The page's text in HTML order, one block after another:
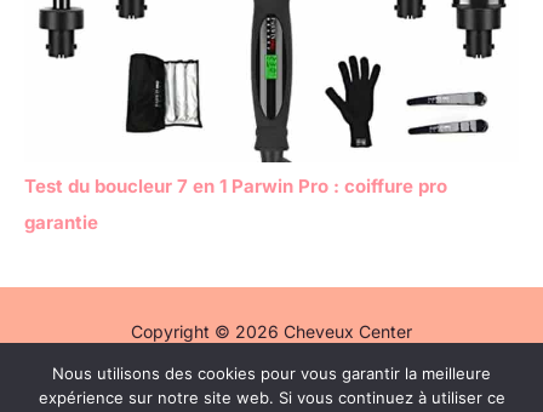
Test du boucleur 7 en 1 Parwin Pro : coiffure pro
garantie
Copyright © 2026 Cheveux Center
Politique de confidentialité
Mentions légales
Nous utilisons des cookies pour vous garantir la meilleure
expérience sur notre site web. Si vous continuez à utiliser ce